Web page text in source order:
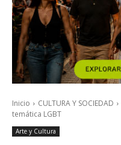
Inicio CULTURA Y SOCIEDAD
temática LGBT
Arte y Cultura